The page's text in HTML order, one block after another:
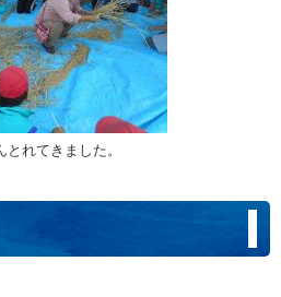
とれてきました。